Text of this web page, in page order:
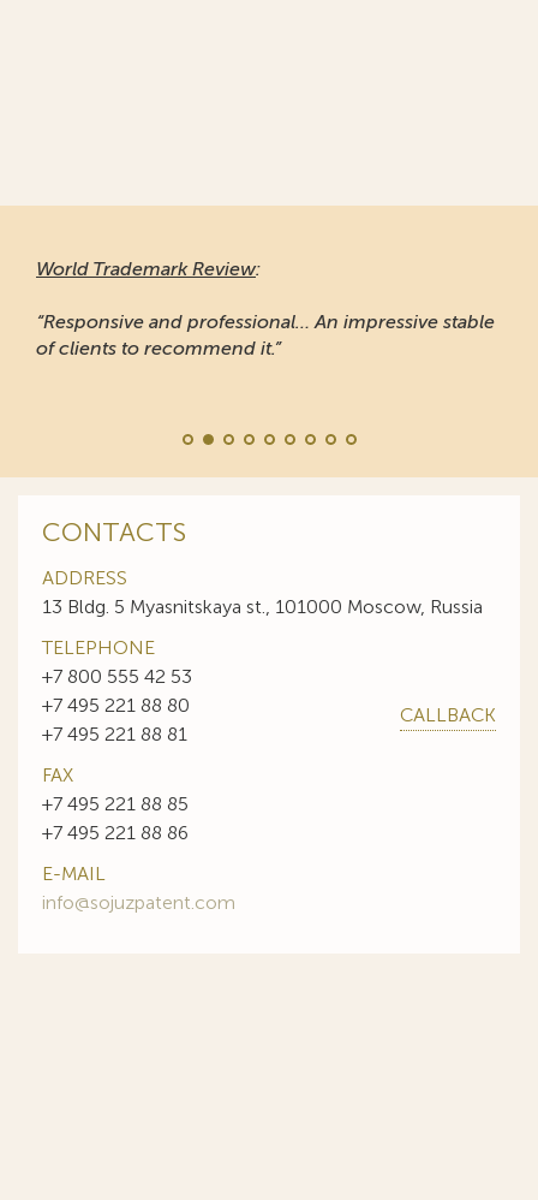
World Trademark Review:
“Responsive and professional… An impressive stable
of clients to recommend it.”
CONTACTS
ADDRESS
13 Bldg. 5 Myasnitskaya st., 101000 Moscow, Russia
TELEPHONE
+7 800 555 42 53
+7 495 221 88 80
+7 495 221 88 81
CALLBACK
FAX
+7 495 221 88 85
+7 495 221 88 86
E-MAIL
info@sojuzpatent.com